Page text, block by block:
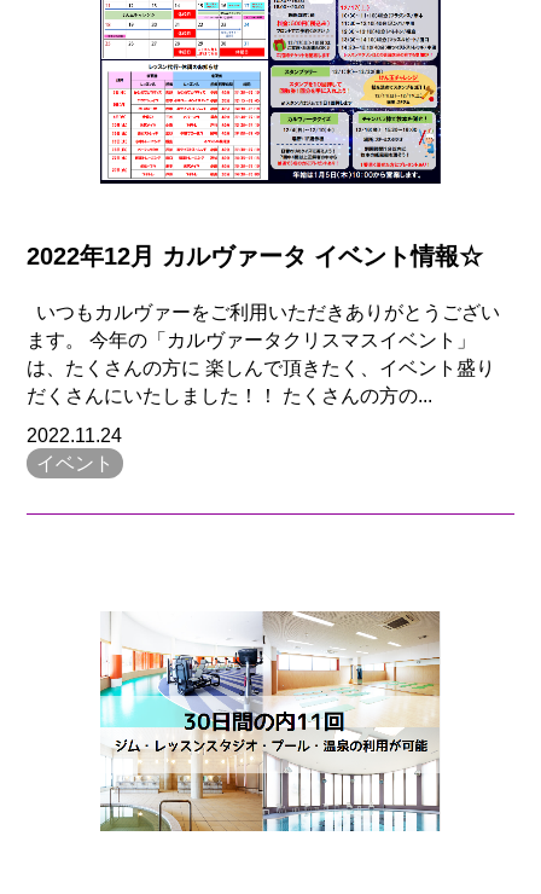
2022年12月 カルヴァータ イベント情報☆
いつもカルヴァーをご利用いただきありがとうござい
ます。 今年の「カルヴァータクリスマスイベント」
は、たくさんの方に 楽しんで頂きたく、イベント盛り
だくさんにいたしました！！ たくさんの方の...
2022.11.24
イベント